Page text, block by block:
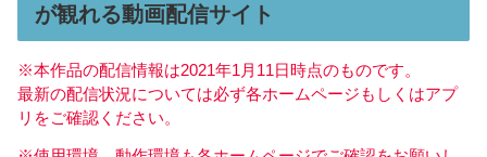
が観れる動画配信サイト
※本作品の配信情報は2021年1月11日時点のものです。
最新の配信状況については必ず各ホームページもしくはアプ
リをご確認ください。